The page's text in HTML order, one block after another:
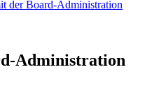
der Board-Administration
Administration